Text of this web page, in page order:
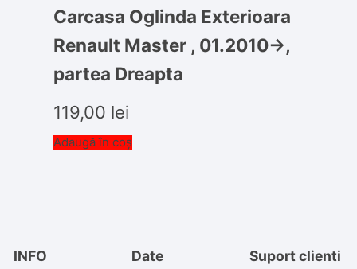
Carcasa Oglinda Exterioara
Renault Master , 01.2010->,
partea Dreapta
119,00 lei
Adaugă în coș
INFO
Date
Suport clienti